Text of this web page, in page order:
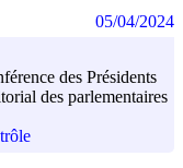
des Présidents
des parlementaires
05/04/2024